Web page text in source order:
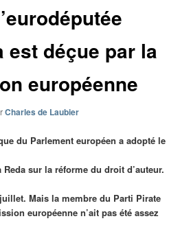
est déçue par la
européenne
Charles de Laubier
du Parlement européen a adopté le
sur la réforme du droit d’auteur.
Mais la membre du Parti Pirate
européenne n’ait pas été assez